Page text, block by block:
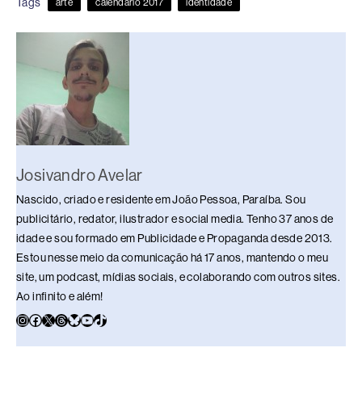
b
o
o
d
s
dI
n
y
A
p
Li
n
Tags
Josivandro Avelar
Nascido, criado e residente em João Pessoa, Paraíba. Sou
publicitário, redator, ilustrador e social media. Tenho 37 anos de
idade e sou formado em Publicidade e Propaganda desde 2013.
Estou nesse meio da comunicação há 17 anos, mantendo o meu
site, um podcast, mídias sociais, e colaborando com outros sites.
Ao infinito e além!